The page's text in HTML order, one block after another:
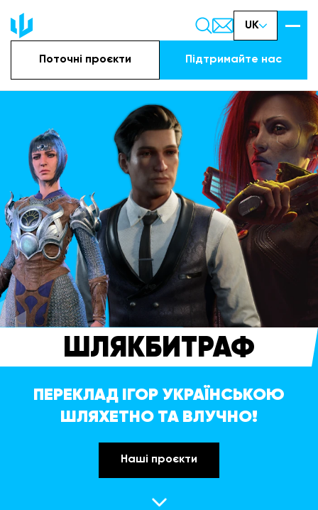
UK
Поточні проєкти Підтримайте наc
ШЛЯКБИТРАФ
ПЕРЕКЛАД ІГОР УКРАЇНСЬКОЮ
ШЛЯХЕТНО ТА ВЛУЧНО!
Наші проєкти